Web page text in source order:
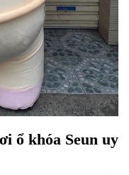
ổ khóa Seun uy